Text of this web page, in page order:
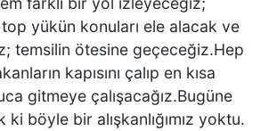
ALEYNA KALAYCIOĞLU VE
ANNESİ ADLİYE SEVK
EDİLDİ
yükün konuları ele alacak ve
temsilin ötesine geçeceğiz.Hep
kapısını çalıp en kısa
gitmeye çalışacağız.Bugüne
ki böyle bir alışkanlığımız yoktu.